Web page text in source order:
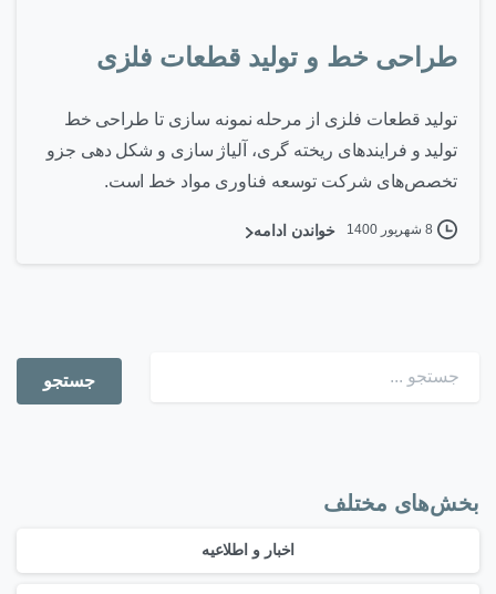
طراحی خط و تولید قطعات فلزی
تولید قطعات فلزی از مرحله نمونه سازی تا طراحی خط
تولید و فرایندهای ریخته گری، آلیاژ سازی و شکل دهی جزو
تخصص‌های شرکت توسعه فناوری مواد خط است.
8 شهریور 1400 خواندن ادامه
بخش‌های مختلف
اخبار و اطلاعیه